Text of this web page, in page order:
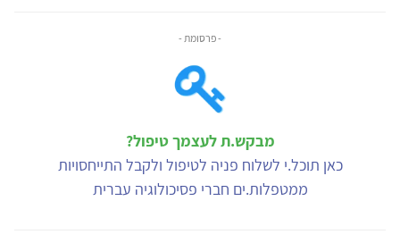
- פרסומת -
מבקש.ת לעצמך טיפול?
כאן תוכל.י לשלוח פניה לטיפול ולקבל התייחסויות
ממטפלות.ים חברי פסיכולוגיה עברית